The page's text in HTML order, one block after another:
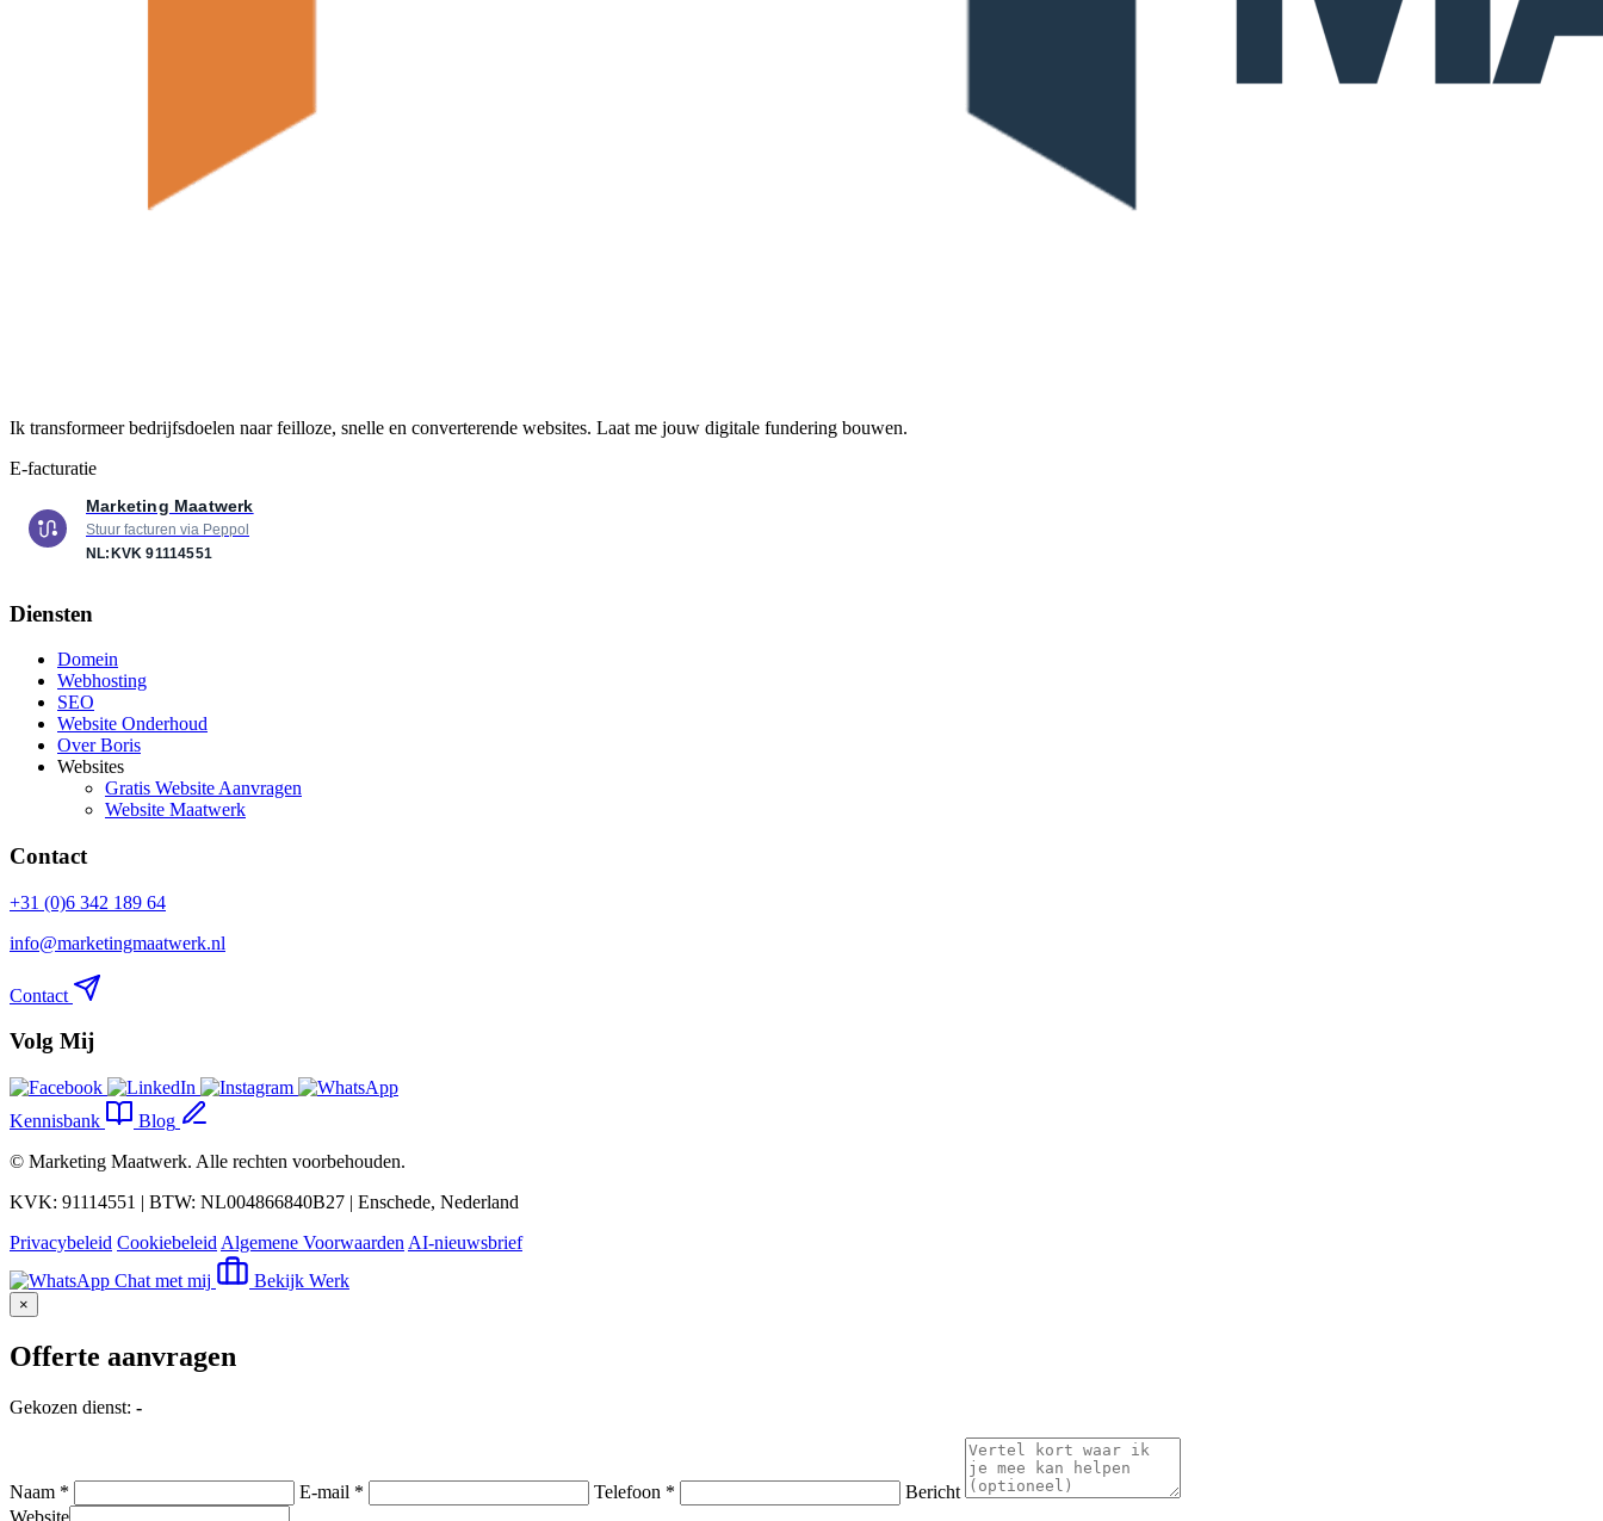
Ik transformeer bedrijfsdoelen naar feilloze, snelle en converterende websites. Laat me jouw digitale fundering bouwen.
E-facturatie
Marketing Maatwerk
Stuur facturen via Peppol
NL:KVK 91114551
Diensten
Domein
Webhosting
SEO
Website Onderhoud
Over Boris
Websites
Gratis Website Aanvragen
Website Maatwerk
Contact
+31 (0)6 342 189 64
info@marketingmaatwerk.nl
Contact
Volg Mij
Kennisbank
Blog
© Marketing Maatwerk. Alle rechten voorbehouden.
KVK: 91114551 | BTW: NL004866840B27 | Enschede, Nederland
Privacybeleid Cookiebeleid Algemene Voorwaarden AI-nieuwsbrief
Chat met mij
Bekijk Werk
×
Offerte aanvragen
Gekozen dienst: -
Naam * E-mail * Telefoon *
Bericht
Website